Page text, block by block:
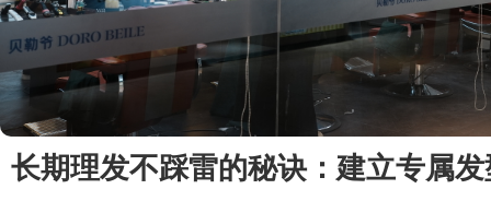
长期理发不踩雷的秘诀：建立专属